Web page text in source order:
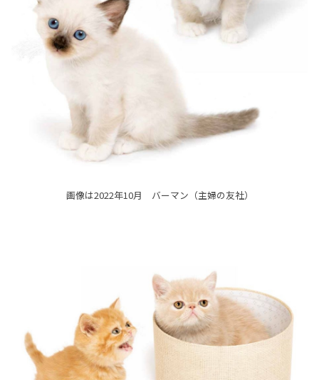
画像は2022年10月 バーマン（主婦の友社）